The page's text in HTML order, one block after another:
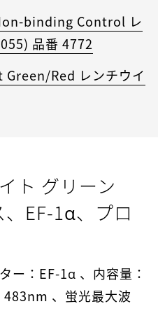
binding Control レ
品番 4772
Red レンチウイ
ト グリーン
、EF-1α、プロ
ー：EF-1α 、内容量：
、蛍光最大波